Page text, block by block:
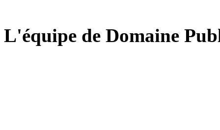
L'équipe de Domaine